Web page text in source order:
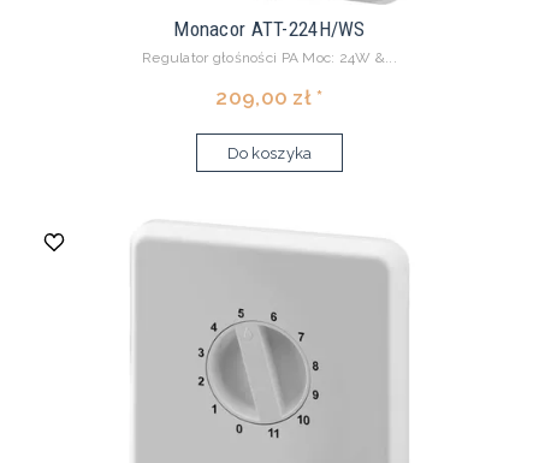
Monacor ATT-224H/WS
Regulator głośności PA Moc: 24W &...
209,00 zł *
Do koszyka